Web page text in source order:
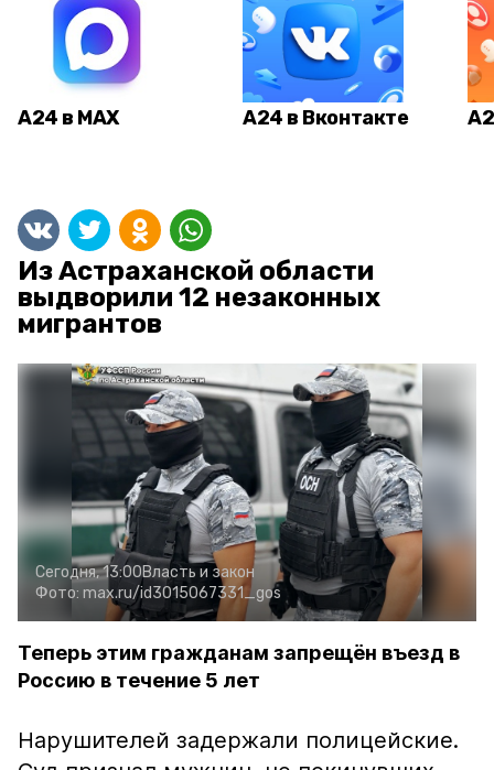
А24 в MAX А24 в Вконтакте
Из Астраханской области
выдворили 12 незаконных
мигрантов
Сегодня, 13:00Власть и закон
Фото: max.ru/id3015067331_gos
Теперь этим гражданам запрещён въезд в
Россию в течение 5 лет
Нарушителей задержали полицейские.